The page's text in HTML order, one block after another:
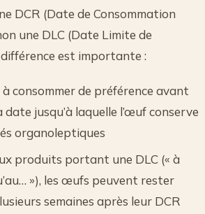
DCR (Date de Consommation
une DLC (Date Limite de
est importante :
à consommer de préférence avant
date jusqu’à laquelle l’œuf conserve
organoleptiques
produits portant une DLC (« à
»), les œufs peuvent rester
semaines après leur DCR